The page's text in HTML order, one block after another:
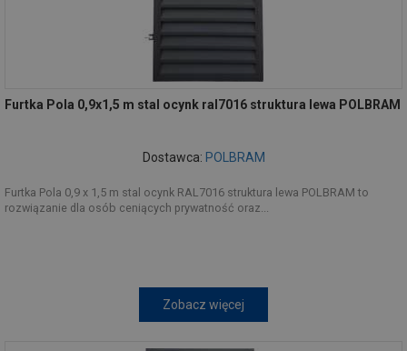
Furtka Pola 0,9x1,5 m stal ocynk ral7016 struktura lewa POLBRAM
Dostawca: POLBRAM
Furtka Pola 0,9 x 1,5 m stal ocynk RAL7016 struktura lewa POLBRAM to
rozwiązanie dla osób ceniących prywatność oraz...
Zobacz więcej